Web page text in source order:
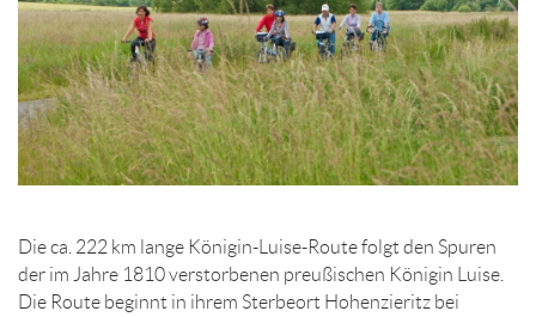
Die ca. 222 km lange Königin-Luise-Route folgt den Spuren
der im Jahre 1810 verstorbenen preußischen Königin Luise.
Die Route beginnt in ihrem Sterbeort Hohenzieritz bei